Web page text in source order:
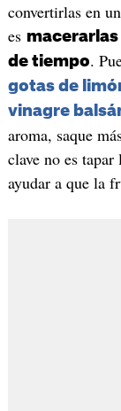
convertirlas en
es
de tiempo.
gotas de
vinagre
aroma, saque
clave no es
ayudar a que la